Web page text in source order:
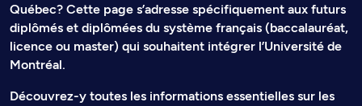
Québec? Cette page s’adresse spécifiquement aux futurs
diplômés et diplômées du système français (baccalauréat,
licence ou master) qui souhaitent intégrer l’Université de
Montréal.
Découvrez-y toutes les informations essentielles sur les